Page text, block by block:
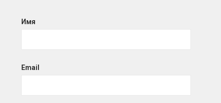
Имя
Email